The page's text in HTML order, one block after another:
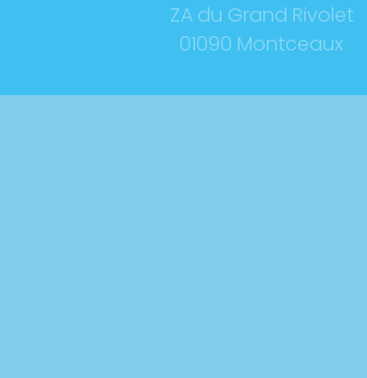
ZA du Grand Rivolet
01090 Montceaux